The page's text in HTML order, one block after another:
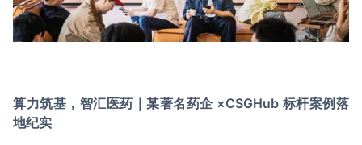
算力筑基，智汇医药｜某著名药企 ×CSGHub 标杆案例落
地纪实